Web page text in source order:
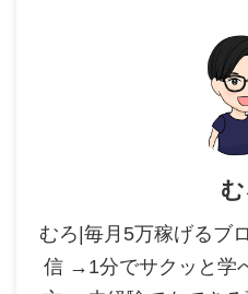
むろ|毎月5万稼げるブ
信 →1分でサクッと学